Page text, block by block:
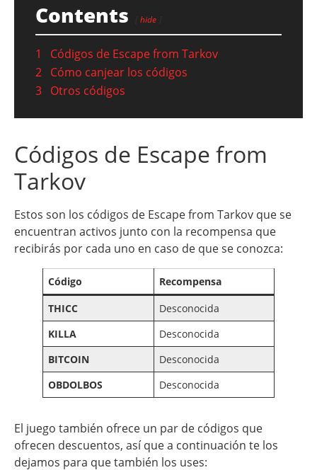
Contents hide
1
Códigos de Escape from Tarkov
2 Cómo canjear los códigos
3 Otros códigos
Códigos de Escape from
Tarkov
Estos son los códigos de Escape from Tarkov que se
encuentran activos junto con la recompensa que
recibirás por cada uno en caso de que se conozca:
Código
Recompensa
THICC
Desconocida
KILLA
Desconocida
BITCOIN
Desconocida
OBDOLBOS
Desconocida
El juego también ofrece un par de códigos que
ofrecen descuentos, así que a continuación te los
dejamos para que también los uses: